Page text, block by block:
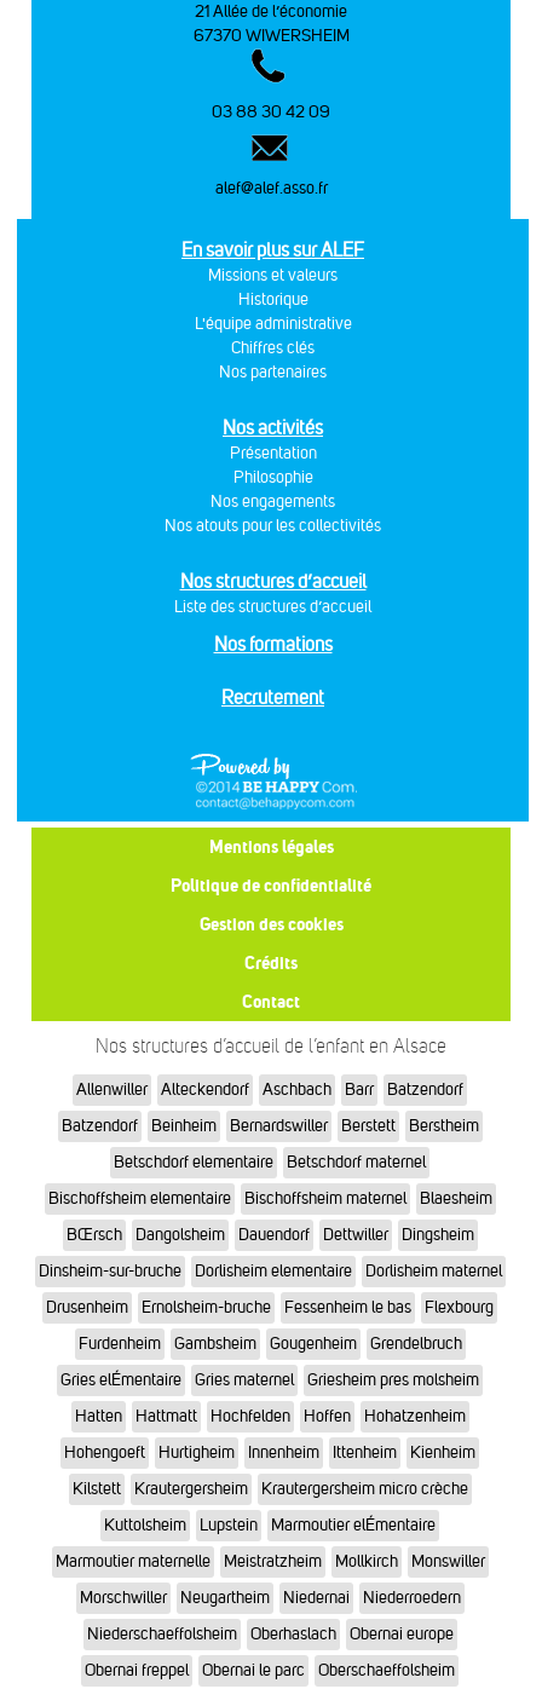
21 Allée de l’économie
67370 WIWERSHEIM
03 88 30 42 09
alef@alef.asso.fr
En savoir plus sur ALEF
Missions et valeurs
Historique
L'équipe administrative
Chiffres clés
Nos partenaires
Nos activités
Présentation
Philosophie
Nos engagements
Nos atouts pour les collectivités
Nos structures d’accueil
Liste des structures d’accueil
Nos formations
Recrutement
Mentions légales
Politique de confidentialité
Gestion des cookies
Crédits
Contact
Nos structures d’accueil de l’enfant en Alsace
Allenwiller Alteckendorf Aschbach Barr
Batzendorf
Batzendorf
Beinheim Bernardswiller Berstett
Berstheim
Betschdorf elementaire
Betschdorf maternel
Bischoffsheim elementaire
Bischoffsheim maternel
Blaesheim
BŒrsch
Dangolsheim Dauendorf Dettwiller
Dingsheim
Dinsheim-sur-bruche
Dorlisheim elementaire
Dorlisheim maternel
Drusenheim
Ernolsheim-bruche Fessenheim le bas
Flexbourg
Furdenheim
Gambsheim Gougenheim
Grendelbruch
Gries elÉmentaire
Gries maternel
Griesheim pres molsheim
Hatten
Hattmatt Hochfelden Hoffen
Hohatzenheim
Hohengoeft
Hurtigheim Innenheim Ittenheim
Kienheim
Kilstett
Krautergersheim
Krautergersheim micro crèche
Kuttolsheim
Lupstein
Marmoutier elÉmentaire
Marmoutier maternelle
Meistratzheim Mollkirch
Monswiller
Morschwiller
Neugartheim Niedernai
Niederroedern
Niederschaeffolsheim
Oberhaslach
Obernai europe
Obernai freppel
Obernai le parc Oberschaeffolsheim